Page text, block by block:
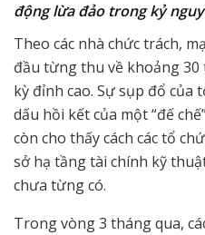
động lừa đảo trong kỷ
Theo các nhà chức trách,
đầu từng thu về khoảng
kỳ đỉnh cao. Sự sụp đổ của
dấu hồi kết của một “đế
còn cho thấy cách các tổ
sở hạ tầng tài chính kỹ
chưa từng có.
Trong vòng 3 tháng qua,